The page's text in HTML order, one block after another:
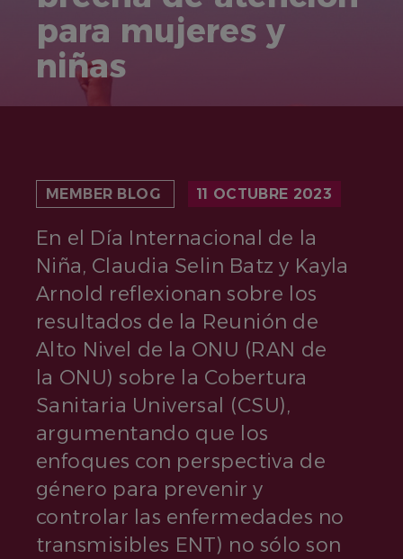
para mujeres y
niñas
MEMBER BLOG 11 OCTUBRE 2023
En el Día Internacional de la
Niña, Claudia Selin Batz y Kayla
Arnold reflexionan sobre los
resultados de la Reunión de
Alto Nivel de la ONU (RAN de
la ONU) sobre la Cobertura
Sanitaria Universal (CSU),
argumentando que los
enfoques con perspectiva de
género para prevenir y
controlar las enfermedades no
transmisibles ENT) no sólo son